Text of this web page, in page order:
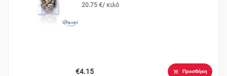
20.75 €/ κιλό
€4.15 Προσθήκη